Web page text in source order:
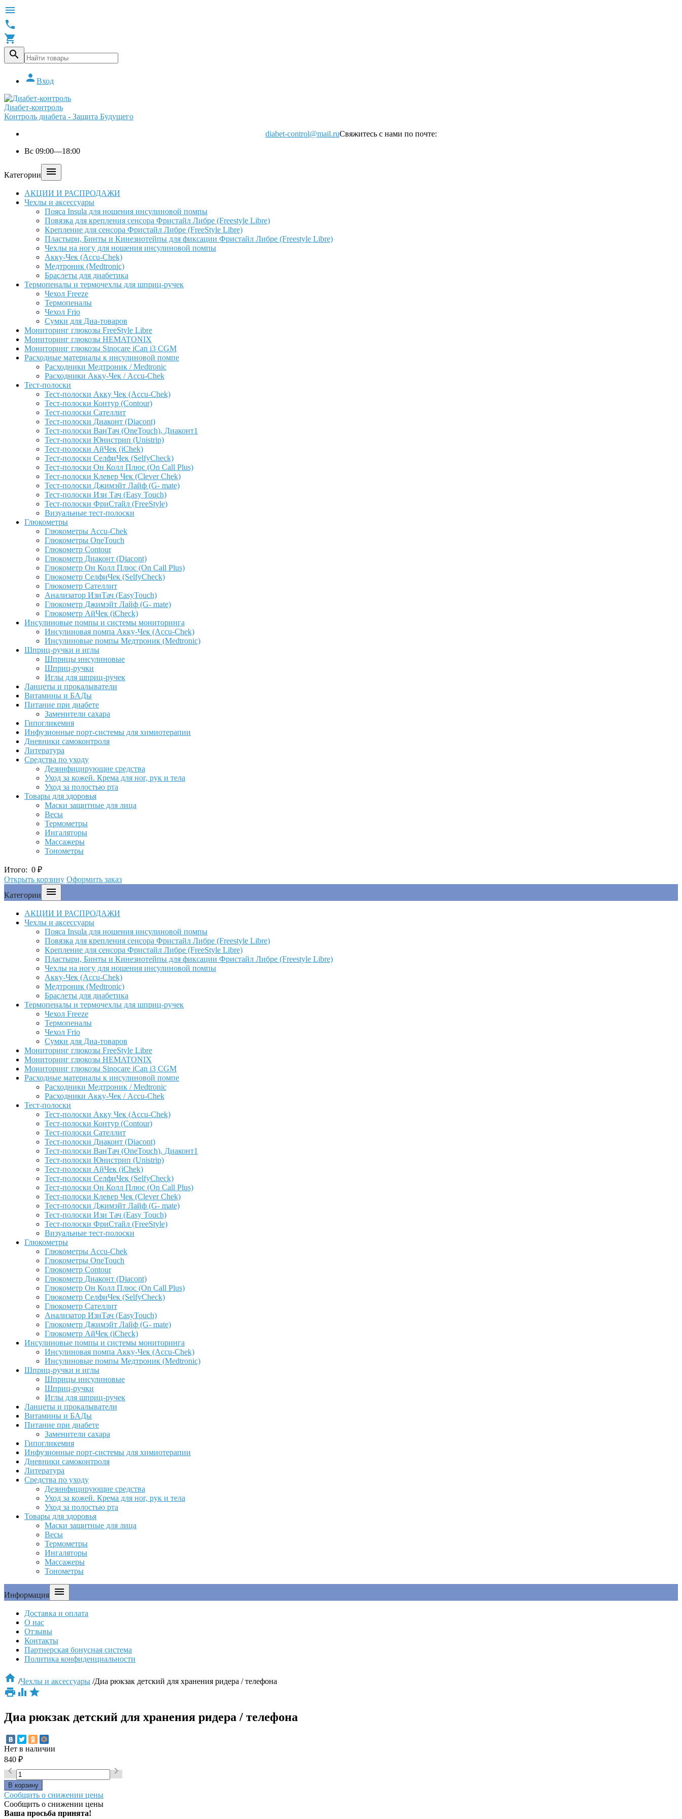




 Вход
Диабет-контроль
Контроль диабета - Защита Будущего
diabet-control@mail.ruСвяжитесь с нами по почте:
Вс 09:00—18:00
Категории 
АКЦИИ И РАСПРОДАЖИ
Чехлы и аксессуары
Пояса Insula для ношения инсулиновой помпы
Повязка для крепления сенсора Фристайл Либре (Freestyle Libre)
Крепление для сенсора Фристайл Либре (FreeStyle Libre)
Пластыри, Бинты и Кинезиотейпы для фиксации Фристайл Либре (Freestyle Libre)
Чехлы на ногу для ношения инсулиновой помпы
Акку-Чек (Accu-Chek)
Медтроник (Medtronic)
Браслеты для диабетика
Термопеналы и термочехлы для шприц-ручек
Чехол Freeze
Термопеналы
Чехол Frio
Сумки для Диа-товаров
Мониторинг глюкозы FreeStyle Libre
Мониторинг глюкозы HEMATONIX
Мониторинг глюкозы Sinocare iCan i3 CGM
Расходные материалы к инсулиновой помпе
Расходники Медтроник / Medtronic
Расходники Акку-Чек / Accu-Chek
Тест-полоски
Тест-полоски Акку Чек (Accu-Chek)
Тест-полоски Контур (Contour)
Тест-полоски Сателлит
Тест-полоски Диаконт (Diacont)
Тест-полоски ВанТач (OneTouch), Диаконт1
Тест-полоски Юнистрип (Unistrip)
Тест-полоски АйЧек (iChek)
Тест-полоски СелфиЧек (SelfyCheck)
Тест-полоски Он Колл Плюс (On Call Plus)
Тест-полоски Клевер Чек (Clever Chek)
Тест-полоски Джимэйт Лайф (G- mate)
Тест-полоски Изи Тач (Easy Touch)
Тест-полоски ФриCтайл (FreeStyle)
Визуальные тест-полоски
Глюкометры
Глюкометры Accu-Сhek
Глюкометры OneTouch
Глюкометр Contour
Глюкометр Диаконт (Diacont)
Глюкометр Он Колл Плюс (On Call Plus)
Глюкометр СелфиЧек (SelfyCheck)
Глюкометр Сателлит
Анализатор ИзиТач (EasyTouch)
Глюкометр Джимэйт Лайф (G- mate)
Глюкометр АйЧек (iCheck)
Инсулиновые помпы и системы мониторинга
Инсулиновая помпа Акку-Чек (Accu-Chek)
Инсулиновые помпы Медтроник (Medtronic)
Шприц-ручки и иглы
Шприцы инсулиновые
Шприц-ручки
Иглы для шприц-ручек
Ланцеты и прокалыватели
Витамины и БАДы
Питание при диабете
Заменители сахара
Гипогликемия
Инфузионные порт-системы для химиотерапии
Дневники самоконтроля
Литература
Средства по уходу
Дезинфицирующие средства
Уход за кожей. Крема для ног, рук и тела
Уход за полостью рта
Товары для здоровья
Маски защитные для лица
Весы
Термометры
Ингаляторы
Массажеры
Тонометры
Итого: 0 ₽
Открыть корзину Оформить заказ
Категории

АКЦИИ И РАСПРОДАЖИ
Чехлы и аксессуары
Пояса Insula для ношения инсулиновой помпы
Повязка для крепления сенсора Фристайл Либре (Freestyle Libre)
Крепление для сенсора Фристайл Либре (FreeStyle Libre)
Пластыри, Бинты и Кинезиотейпы для фиксации Фристайл Либре (Freestyle Libre)
Чехлы на ногу для ношения инсулиновой помпы
Акку-Чек (Accu-Chek)
Медтроник (Medtronic)
Браслеты для диабетика
Термопеналы и термочехлы для шприц-ручек
Чехол Freeze
Термопеналы
Чехол Frio
Сумки для Диа-товаров
Мониторинг глюкозы FreeStyle Libre
Мониторинг глюкозы HEMATONIX
Мониторинг глюкозы Sinocare iCan i3 CGM
Расходные материалы к инсулиновой помпе
Расходники Медтроник / Medtronic
Расходники Акку-Чек / Accu-Chek
Тест-полоски
Тест-полоски Акку Чек (Accu-Chek)
Тест-полоски Контур (Contour)
Тест-полоски Сателлит
Тест-полоски Диаконт (Diacont)
Тест-полоски ВанТач (OneTouch), Диаконт1
Тест-полоски Юнистрип (Unistrip)
Тест-полоски АйЧек (iChek)
Тест-полоски СелфиЧек (SelfyCheck)
Тест-полоски Он Колл Плюс (On Call Plus)
Тест-полоски Клевер Чек (Clever Chek)
Тест-полоски Джимэйт Лайф (G- mate)
Тест-полоски Изи Тач (Easy Touch)
Тест-полоски ФриCтайл (FreeStyle)
Визуальные тест-полоски
Глюкометры
Глюкометры Accu-Сhek
Глюкометры OneTouch
Глюкометр Contour
Глюкометр Диаконт (Diacont)
Глюкометр Он Колл Плюс (On Call Plus)
Глюкометр СелфиЧек (SelfyCheck)
Глюкометр Сателлит
Анализатор ИзиТач (EasyTouch)
Глюкометр Джимэйт Лайф (G- mate)
Глюкометр АйЧек (iCheck)
Инсулиновые помпы и системы мониторинга
Инсулиновая помпа Акку-Чек (Accu-Chek)
Инсулиновые помпы Медтроник (Medtronic)
Шприц-ручки и иглы
Шприцы инсулиновые
Шприц-ручки
Иглы для шприц-ручек
Ланцеты и прокалыватели
Витамины и БАДы
Питание при диабете
Заменители сахара
Гипогликемия
Инфузионные порт-системы для химиотерапии
Дневники самоконтроля
Литература
Средства по уходу
Дезинфицирующие средства
Уход за кожей. Крема для ног, рук и тела
Уход за полостью рта
Товары для здоровья
Маски защитные для лица
Весы
Термометры
Ингаляторы
Массажеры
Тонометры
Информация 
Доставка и оплата
О нас
Отзывы
Контакты
Партнерская бонусная система
Политика конфиденциальности
 /Чехлы и аксессуары /Диа рюкзак детский для хранения ридера / телефона
  
Диа рюкзак детский для хранения ридера / телефона
Нет в наличии
840 ₽
 
Сообщить о снижении цены
Сообщить о снижении цены
Ваша просьба принята!